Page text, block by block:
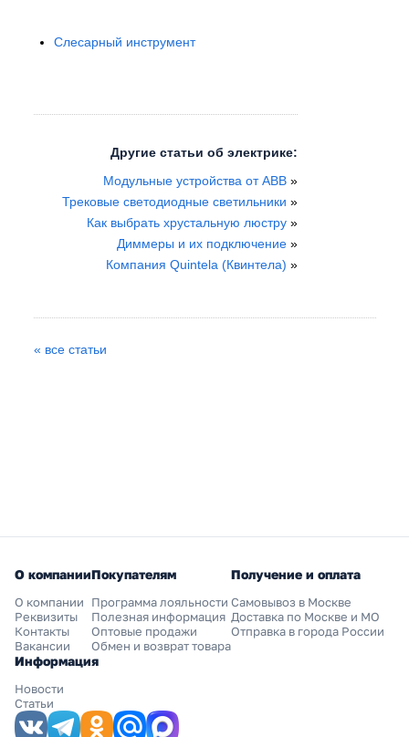
Слесарный инструмент
Другие статьи об электрике:
Модульные устройства от ABB»
Трековые светодиодные светильники »
Как выбрать хрустальную люстру»
Диммеры и их подключение»
Компания Quintela (Квинтела) »
« все статьи
О компании
О компании
Реквизиты
Контакты
Вакансии
Покупателям
Программа лояльности
Полезная информация
Оптовые продажи
Обмен и возврат товара
Получение и оплата
Самовывоз в Москве
Доставка по Москве и МО
Отправка в города России
Информация
Новости
Статьи